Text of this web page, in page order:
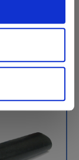
+VAT
Buy